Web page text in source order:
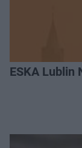
ESKA Lublin